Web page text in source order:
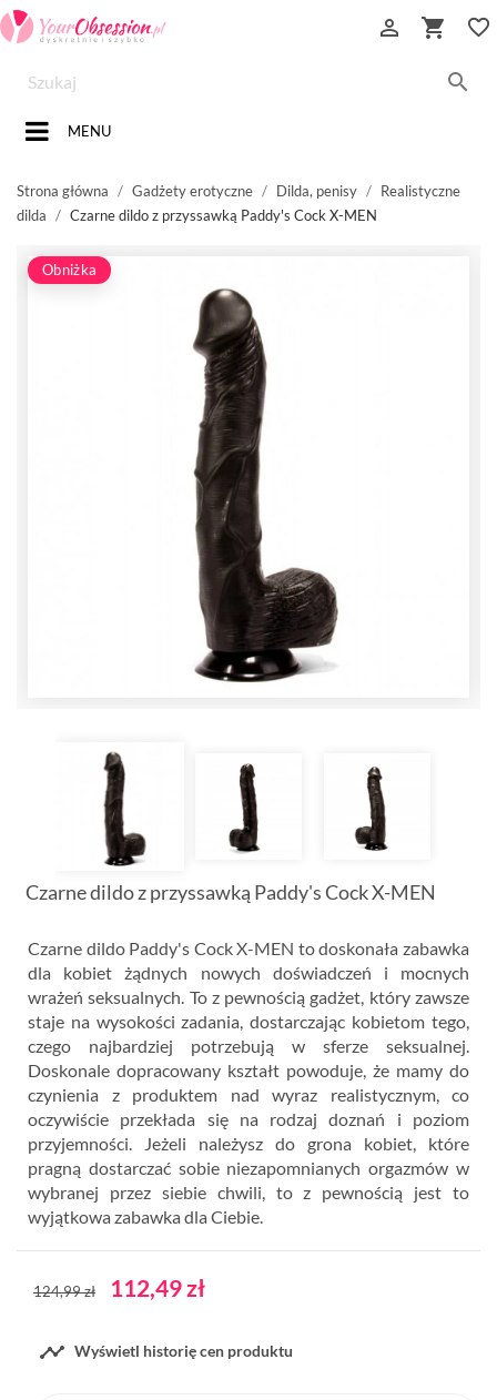
favorite_border



MENU
Strona główna Gadżety erotyczne Dilda, penisy
Realistyczne
dilda
Czarne dildo z przyssawką Paddy's Cock X-MEN
Obniżka
Czarne dildo z przyssawką Paddy's Cock X-MEN
Czarne dildo Paddy's Cock X-MEN to doskonała zabawka
dla kobiet żądnych nowych doświadczeń i mocnych
wrażeń seksualnych. To z pewnością gadżet, który zawsze
staje na wysokości zadania, dostarczając kobietom tego,
czego najbardziej potrzebują w sferze seksualnej.
Doskonale dopracowany kształt powoduje, że mamy do
czynienia z produktem nad wyraz realistycznym, co
oczywiście przekłada się na rodzaj doznań i poziom
przyjemności. Jeżeli należysz do grona kobiet, które
pragną dostarczać sobie niezapomnianych orgazmów w
wybranej przez siebie chwili, to z pewnością jest to
wyjątkowa zabawka dla Ciebie.
124,99 zł 112,49 zł
 Wyświetl historię cen produktu